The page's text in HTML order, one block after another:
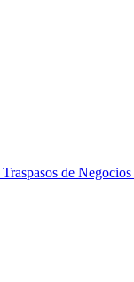
Traspasos de Negocios